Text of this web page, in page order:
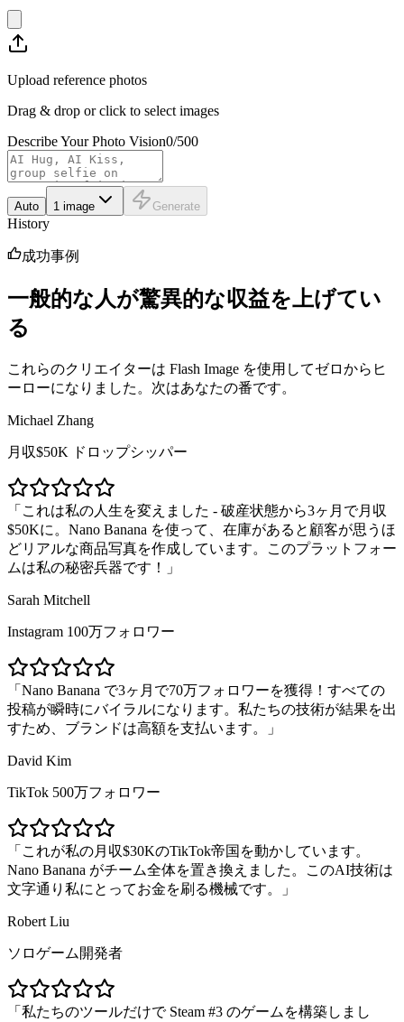
Upload reference photos
Drag & drop or click to select images
Describe Your Photo Vision0/500
Auto 1 image Generate
History
成功事例
一般的な人が驚異的な収益を上げてい
る
これらのクリエイターは Flash Image を使用してゼロからヒ
ーローになりました。次はあなたの番です。
Michael Zhang
月収$50K ドロップシッパー
これは私の人生を変えました - 破産状態から3ヶ月で月収
$50Kに。Nano Banana を使って、在庫があると顧客が思うほ
どリアルな商品写真を作成しています。このプラットフォー
ムは私の秘密兵器です！
Sarah Mitchell
Instagram 100万フォロワー
Nano Banana で3ヶ月で70万フォロワーを獲得！すべての
投稿が瞬時にバイラルになります。私たちの技術が結果を出
すため、ブランドは高額を支払います。
David Kim
TikTok 500万フォロワー
これが私の月収$30KのTikTok帝国を動かしています。
Nano Banana がチーム全体を置き換えました。このAI技術は
文字通り私にとってお金を刷る機械です。
Robert Liu
ソロゲーム開発者
私たちのツールだけで Steam #3 のゲームを構築しまし